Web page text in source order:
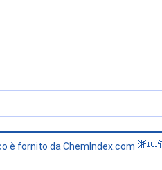
è fornito da ChemIndex.com